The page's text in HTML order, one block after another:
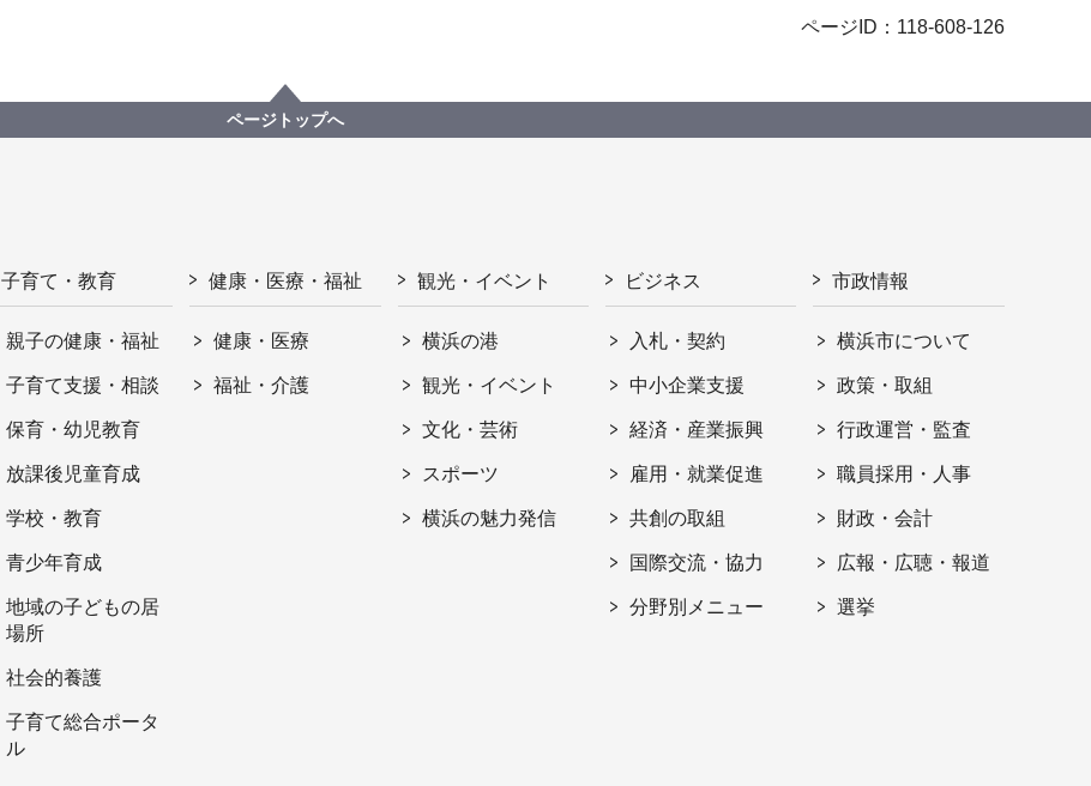
ページID：118-608-126
ページトップへ
子育て・教育
親子の健康・福祉
子育て支援・相談
保育・幼児教育
放課後児童育成
学校・教育
青少年育成
地域の子どもの居
場所
社会的養護
子育て総合ポータ
ル
健康・医療・福祉
健康・医療
福祉・介護
観光・イベント
横浜の港
観光・イベント
文化・芸術
スポーツ
横浜の魅力発信
ビジネス
入札・契約
中小企業支援
経済・産業振興
雇用・就業促進
共創の取組
国際交流・協力
分野別メニュー
市政情報
横浜市について
政策・取組
行政運営・監査
職員採用・人事
財政・会計
広報・広聴・報道
選挙